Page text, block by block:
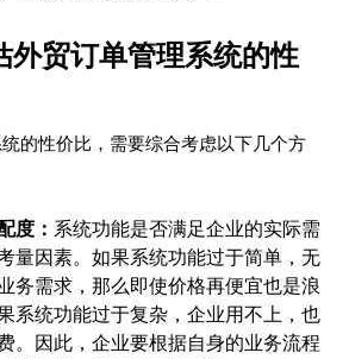
外贸订单管理系统的性
的性价比，需要综合考虑以下几个方
度： 系统功能是否满足企业的实际需
量因素。如果系统功能过于简单，无
务需求，那么即使价格再便宜也是浪
系统功能过于复杂，企业用不上，也
。因此，企业要根据自身的业务流程